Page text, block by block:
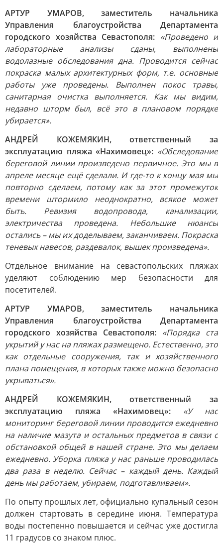
АРТУР УМАРОВ, заместитель начальника
Управления благоустройства Департамента
городского хозяйства Севастополя: «Проведено и
лабораторные анализы сданы, выполнены
водолазные обследования дна. Проводится сейчас
покраска малых архитектурных форм, т.е. основные
работы уже проведены. Выполнен покос травы,
санитарная очистка выполняется. Как мы видим,
недавно шторм был, всё это в плановом порядке
убирается».
АНДРЕЙ КОЖЕМЯКИН, ответственный за
эксплуатацию пляжа «Нахимовец»: «Обследование
береговой линии произведено первичное. Это мы в
апреле месяце ещё сделали. И где-то к концу мая мы
повторно сделаем, потому как за этот промежуток
времени штормило неоднократно, всякое может
быть. Ревизия водопровода, канализации,
электричества проведена. Небольшие нюансы
остались – мы их доделываем, заканчиваем. Покраска
теневых навесов, раздевалок, вышек произведена».
Отдельное внимание на севастопольских пляжах
уделяют соблюдению мер безопасности для
посетителей.
АРТУР УМАРОВ, заместитель начальника
Управления благоустройства Департамента
городского хозяйства Севастополя: «Порядка ста
укрытий у нас на пляжах размещено. Естественно, это
как отдельные сооружения, так и хозяйственного
плана помещения, в которых также можно безопасно
укрываться».
АНДРЕЙ КОЖЕМЯКИН, ответственный за
эксплуатацию пляжа «Нахимовец»: «У нас
мониторинг береговой линии проводится ежедневно
на наличие мазута и остальных предметов в связи с
обстановкой общей в нашей стране. Это мы делаем
ежедневно. Уборка пляжа у нас раньше проводилась
два раза в неделю. Сейчас – каждый день. Каждый
день мы работаем, убираем, подготавливаем».
По опыту прошлых лет, официально купальный сезон
должен стартовать в середине июня. Температура
воды постепенно повышается и сейчас уже достигла
11 градусов со знаком плюс.